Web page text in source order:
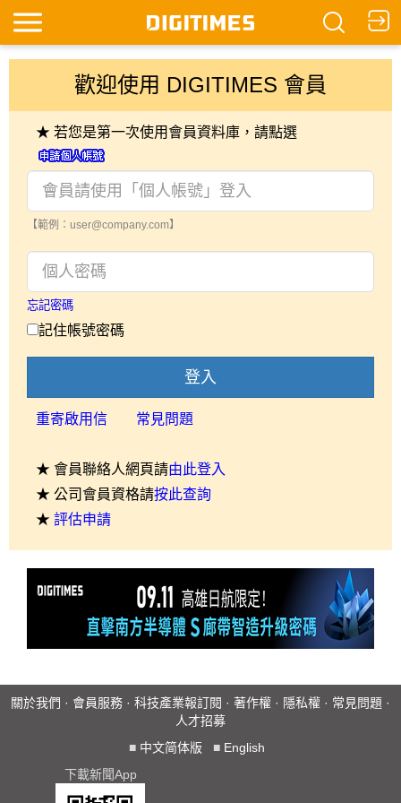
歡迎使用 DIGITIMES 會員
★ 若您是第一次使用會員資料庫，請點選
【範例：user@company.com】
忘記密碼
記住帳號密碼
登入
重寄啟用信 常見問題
★ 會員聯絡人網頁請由此登入
★ 公司會員資格請按此查詢
★ 評估申請
關於我們 · 會員服務 · 科技產業報訂閱 · 著作權 · 隱私權 · 常見問題 ·
人才招募
■ 中文简体版 ■ English
下載新聞App